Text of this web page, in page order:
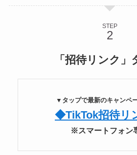
STEP
「招待リンク」
▼タップで最新のキャンペ
◆TikTok招待リ
※スマートフォン